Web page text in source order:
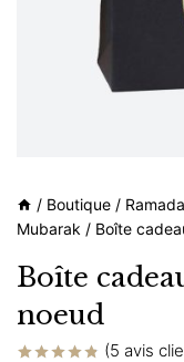
/ Boutique /
Mubarak / Boîte
Boîte
noeud
(5 avis